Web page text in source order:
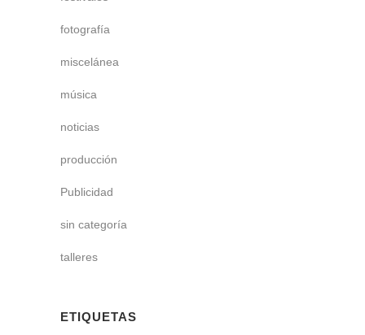
fotografía
miscelánea
música
noticias
producción
Publicidad
sin categoría
talleres
ETIQUETAS